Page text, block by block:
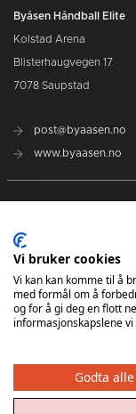
Byåsen Håndball Elite
Kolstad Arena
Blisterhaugvegen 17
7078 Saupstad
post@byaasen.no
www.byaasen.no
Kommende kamper
Kontakt oss
Vi bruker cookies
Vi kan kan komme til å
med formål om å
og for å gi deg en flott
informasjonskapslene
Godta alle